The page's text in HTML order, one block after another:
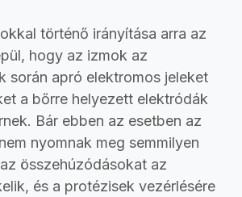
történő irányítása arra az
hogy az izmok az
során apró elektromos jeleket
a bőrre helyezett elektródák
Bár ebben az esetben az
nyomnak meg semmilyen
összehúzódásokat az
és a protézisek vezérlésére